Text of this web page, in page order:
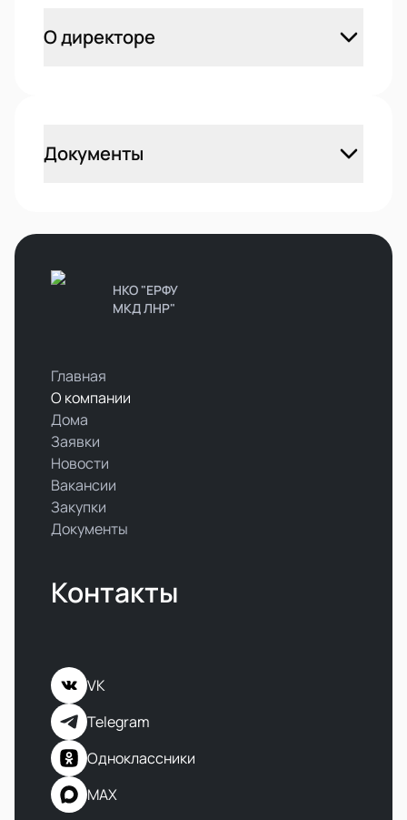
О директоре
Документы
НКО "ЕРФУ
МКД ЛНР"
Главная
О компании
Дома
Заявки
Новости
Вакансии
Закупки
Документы
Контакты
VK
Telegram
Одноклассники
MAX